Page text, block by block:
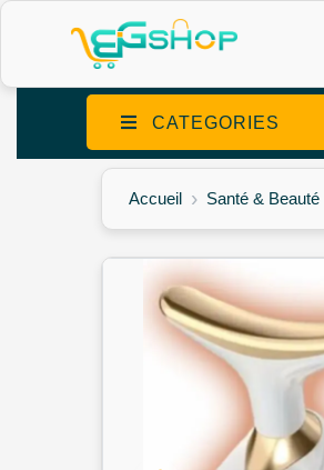
CATEGORIES
Accueil Santé & Beauté